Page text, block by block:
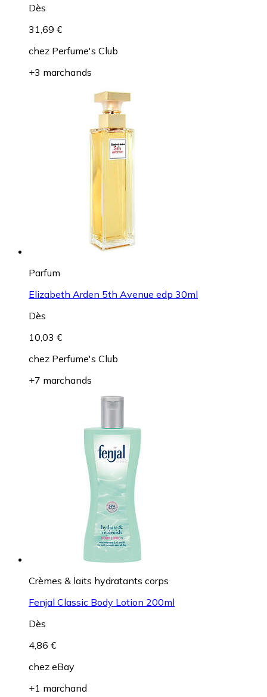
Dès
31,69 €
chez Perfume's Club
+3 marchands
Parfum
Elizabeth Arden 5th Avenue edp 30ml
Dès
10,03 €
chez Perfume's Club
+7 marchands
Crèmes & laits hydratants corps
Fenjal Classic Body Lotion 200ml
Dès
4,86 €
chez eBay
+1 marchand